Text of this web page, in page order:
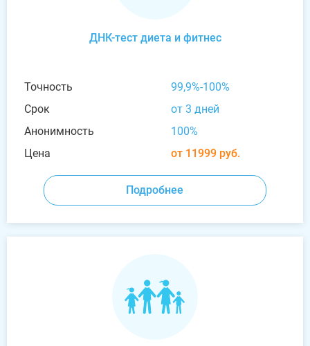
ДНК-тест диета и фитнес
Точность
99,9%-100%
Срок
от 3 дней
Анонимность
100%
Цена
от 11999 руб.
Подробнее